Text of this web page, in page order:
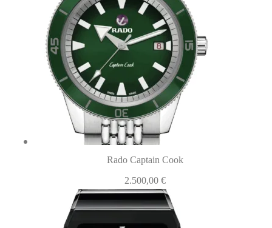
Rado Captain Cook
2.500,00 €